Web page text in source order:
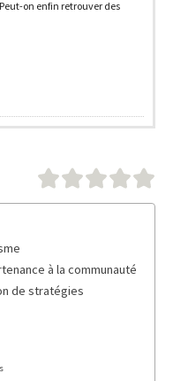
on enfin retrouver des
à la communauté
de stratégies